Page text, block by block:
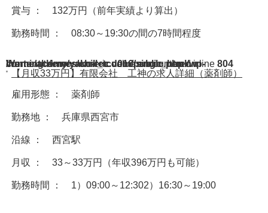
賞与 ： 132万円（前年実績より算出）
勤務時間 ： 08:30～19:30の間の7時間程度
Warning: A non-numeric value encountered in
/home/acdmy/yaku-rec.com/public_html/wp-content/themes/chill_tcd016/single.phpon line 804
【月収33万円】有限会社 工神の求人詳細（薬剤師）
雇用形態 ： 薬剤師
勤務地 ： 兵庫県西宮市
沿線 ： 西宮駅
月収 ： 33～33万円（年収396万円も可能）
勤務時間 ： 1）09:00～12:302）16:30～19:00